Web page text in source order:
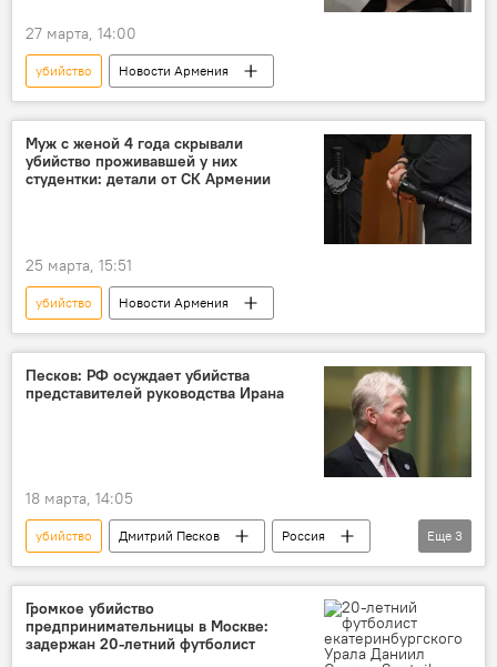
27 марта, 14:00
убийство Новости Армения
Муж с женой 4 года скрывали
убийство проживавшей у них
студентки: детали от СК Армении
25 марта, 15:51
убийство Новости Армения
Песков: РФ осуждает убийства
представителей руководства Ирана
18 марта, 14:05
убийство Дмитрий Песков
Россия
РФ
Иран руководство
Еще 3
Громкое убийство
предпринимательницы в Москве:
задержан 20-летний футболист